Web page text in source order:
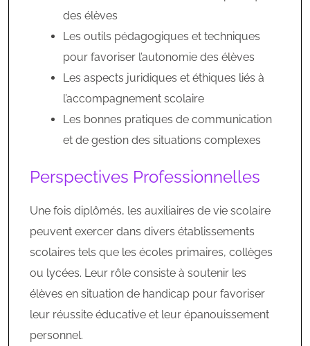
des élèves
Les outils pédagogiques et techniques
pour favoriser l’autonomie des élèves
Les aspects juridiques et éthiques liés à
l’accompagnement scolaire
Les bonnes pratiques de communication
et de gestion des situations complexes
Perspectives Professionnelles
Une fois diplômés, les auxiliaires de vie scolaire
peuvent exercer dans divers établissements
scolaires tels que les écoles primaires, collèges
ou lycées. Leur rôle consiste à soutenir les
élèves en situation de handicap pour favoriser
leur réussite éducative et leur épanouissement
personnel.